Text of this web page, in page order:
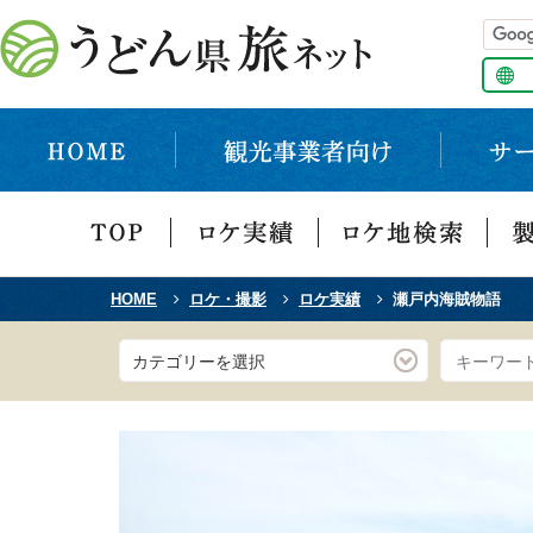
HOME ロケ・撮影 ロケ実績 瀬戸内海賊物語
カテゴリーを選択